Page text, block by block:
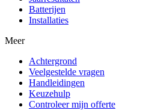
Batterijen
Installaties
Meer
Achtergrond
Veelgestelde vragen
Handleidingen
Keuzehulp
Controleer mijn offerte